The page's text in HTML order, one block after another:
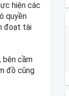
hiện các
quyền
đoạt tài
bên cầm
đồ cũng